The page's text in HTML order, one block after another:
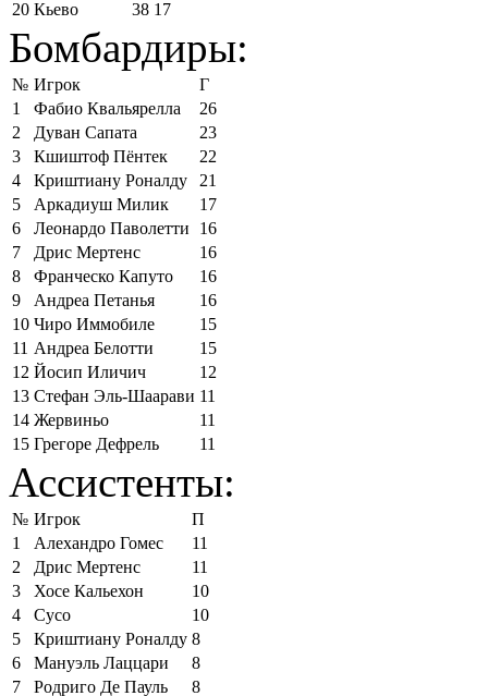
20 Кьево 38 17
Бомбардиры:
№ Игрок
Г
1
Фабио Квальярелла
26
2
Дуван Сапата
23
3
Кшиштоф Пёнтек
22
4
Криштиану Роналду
21
5
Аркадиуш Милик
17
6
Леонардо Паволетти
16
7
Дрис Мертенс
16
8
Франческо Капуто
16
9
Андреа Петанья
16
10 Чиро Иммобиле
15
11 Андреа Белотти
15
12 Йосип Иличич
12
13 Стефан Эль-Шаарави 11
14 Жервиньо
11
15 Грегоре Дефрель 11
Ассистенты:
№ Игрок
П
1
Алехандро Гомес
11
2
Дрис Мертенс
11
3
Хосе Кальехон
10
4
Сусо
10
5
Криштиану Роналду 8
6
Мануэль Лаццари
8
7
Родриго Де Пауль
8